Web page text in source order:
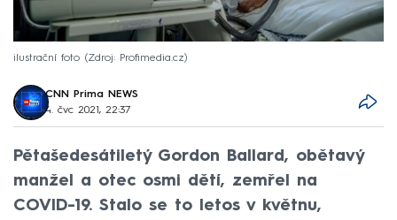
ilustrační foto Zdroj: Profimedia.cz
CNN Prima NEWS
4. čvc 2021, 22:37
Pětašedesátiletý Gordon Ballard, obětavý
manžel a otec osmi dětí, zemřel na
COVID-19. Stalo se to letos v květnu,